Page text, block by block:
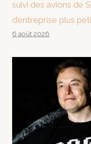
suivi des avions de
d’entreprise plus
6 août 2026